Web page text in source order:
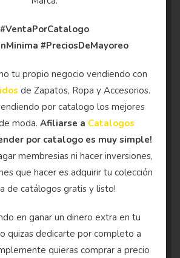
#VentaPorCatalogo
#PreciosDeMayoreo
tu propio negocio vendiendo con
de Zapatos, Ropa y Accesorios.
por catalogo los mejores
moda. Afiliarse a Catalogos
por catalogo es muy simple!
membresias ni hacer inversiones,
que hacer es adquirir tu colección
de catálogos gratis y listo!
en ganar un dinero extra en tu
quizas dedicarte por completo a
quieras comprar a precio